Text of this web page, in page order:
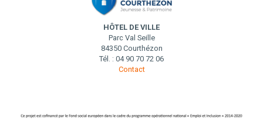
HÔTEL DE VILLE
Parc Val Seille
84350 Courthézon
Tél. : 04 90 70 72 06
Contact